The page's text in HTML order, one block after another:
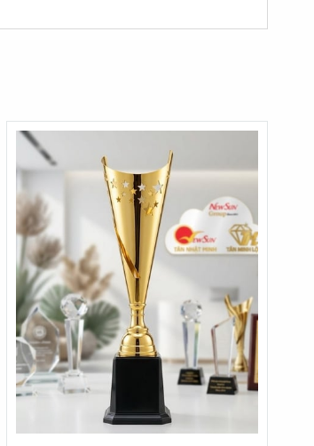
kích thước phù hợp và in hoặc khắc nội
lông, Cúp Golf.. hãy nhớ TNM. Đồng thời